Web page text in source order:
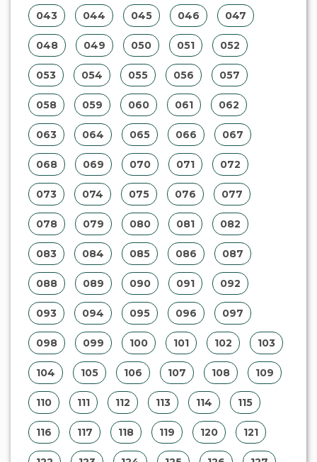
001 002 003 004 005
006 007 008 009 010
011 012 013 014 015
017 018 019 020 021
023 024 025 026 027
028 029 030 031 032
033 034 035 036 037
038 039 040 041 042
043 044 045 046 047
048 049 050 051 052
053 054 055 056 057
058 059 060 061 062
063 064 065 066 067
068 069 070 071 072
073 074 075 076 077
078 079 080 081 082